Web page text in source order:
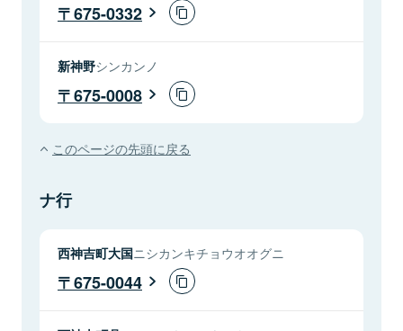
675-0332
新神野シンカンノ
675-0008
このページの先頭に戻る
ナ行
西神吉町大国ニシカンキチョウオオグニ
675-0044